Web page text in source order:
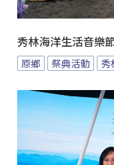
秀林海洋生活音樂
原鄉 祭典活動 秀